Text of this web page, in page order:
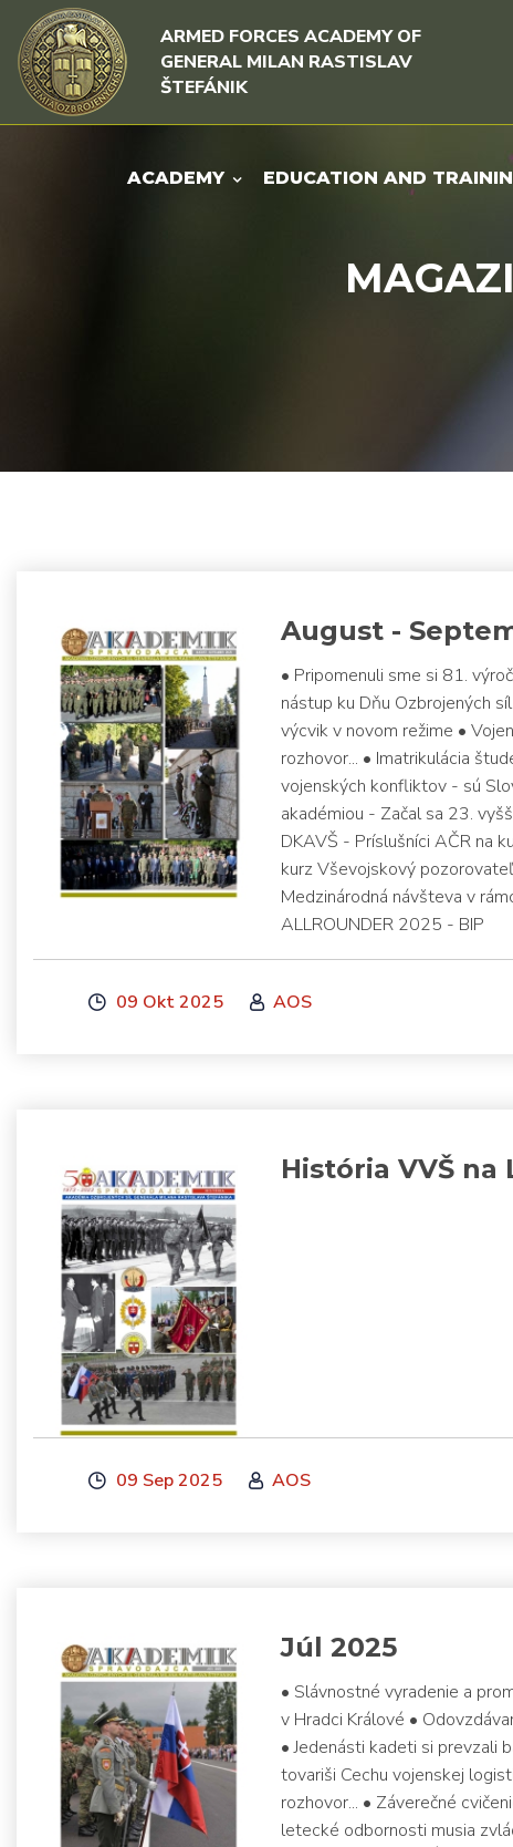
Skip to content
Skip to menu
ARMED FORCES ACADEMY OF
GENERAL MILAN RASTISLAV
ŠTEFÁNIK
ACADEMY EDUCATION AND
August -
• Pripomenuli sme si 81.
nástup ku Dňu Ozbrojených
výcvik v novom režime •
rozhovor... • Imatrikulácia
vojenských konfliktov - sú
akadémiou - Začal sa 23.
DKAVŠ - Príslušníci AČR na
kurz Vševojskový
Medzinárodná návšteva v
ALLROUNDER 2025 - BIP
09 Okt 2025 AOS
História VVŠ na
09 Sep 2025 AOS
Júl 2025
• Slávnostné vyradenie a
v Hradci Králové •
• Jedenásti kadeti si prevzali
tovariši Cechu vojenskej
rozhovor... • Záverečné
letecké odbornosti musia